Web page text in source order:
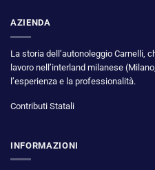
AZIENDA
La storia dell’autonoleggio Carnelli,
lavoro nell’interland milanese
l’esperienza e la professionalità.
Contributi Statali
INFORMAZIONI